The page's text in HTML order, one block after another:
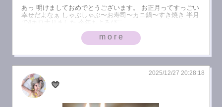
あっ 明けましておめでとうございます。 お正月ってすっごい
幸せだよなぁ しゃぶしゃぶ〜お寿司〜カニ鍋〜すき焼き 半月
で4キロ太りました 今年もよろぴこ。
more
💛
2025/12/27 20:28:18